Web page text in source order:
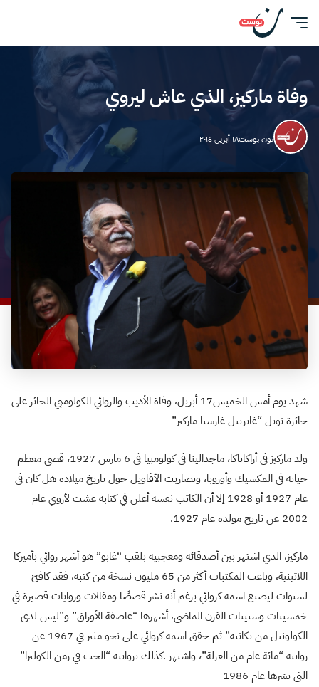
وفاة ماركيز، الذي عاش ليروي
نون بوست١٨ أبريل ٢٠١٤
شهد يوم أمس الخميس17 أبريل، وفاة الأديب والروائي الكولومبي الحائز على
جائزة نوبل “غابرييل غارسيا ماركيز”
ولد ماركيز في أراكاتاكا، ماجدالينا في كولومبيا في 6 مارس 1927، قضى معظم
حياته في المكسيك وأوروبا، وتضاربت الأقاويل حول تاريخ ميلاده هل كان في
عام 1927 أو 1928 إلا أن الكاتب نفسه أعلن في كتابه عشت لأروي عام
2002 عن تاريخ مولده عام 1927.
ماركيز، الذي اشتهر بين أصدقائه ومعجبيه بلقب “غابو” هو أشهر روائي بأميركا
اللاتينية، وباعت المكتبات أكثر من 65 مليون نسخة من كتبه، فقد كافح
لسنوات ليصنع اسمه كروائي برغم أنه نشر قصصًا ومقالات وروايات قصيرة في
خمسينات وستينات القرن الماضي، أشهرها “عاصفة الأوراق” و”ليس لدى
الكولونيل من يكاتبه” ثم حقق اسمه كروائي على نحو مثير في 1967 عن
روايته “مائة عام من العزلة”، واشتهر .كذلك بروايته “الحب في زمن الكوليرا”
التي نشرها عام 1986